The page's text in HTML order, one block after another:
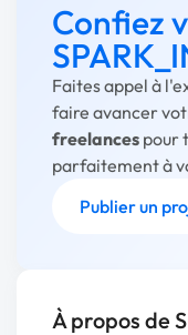
Confiez
Faites appel à
faire avancer
freelances pour
parfaitement à
Publier un
À propos de